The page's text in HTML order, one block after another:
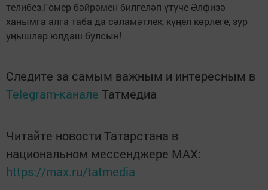
телибез.Гомер бәйрәмен билгеләп үтүче Әлфизә
ханымга алга таба да сәламәтлек, күңел көрлеге, зур
уңышлар юлдаш булсын!
Следите за самым важным и интересным в
Telegram-канале Татмедиа
Читайте новости Татарстана в
национальном мессенджере MАХ:
https://max.ru/tatmedia